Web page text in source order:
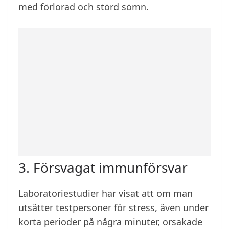
med förlorad och störd sömn.
3. Försvagat immunförsvar
Laboratoriestudier har visat att om man
utsätter testpersoner för stress, även under
korta perioder på några minuter, orsakade